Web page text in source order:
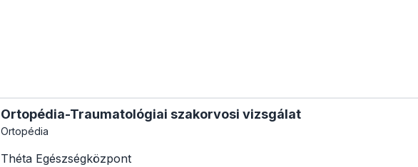
Ortopédia-Traumatológiai szakorvosi vizsgálat
Ortopédia
Théta Egészségközpont